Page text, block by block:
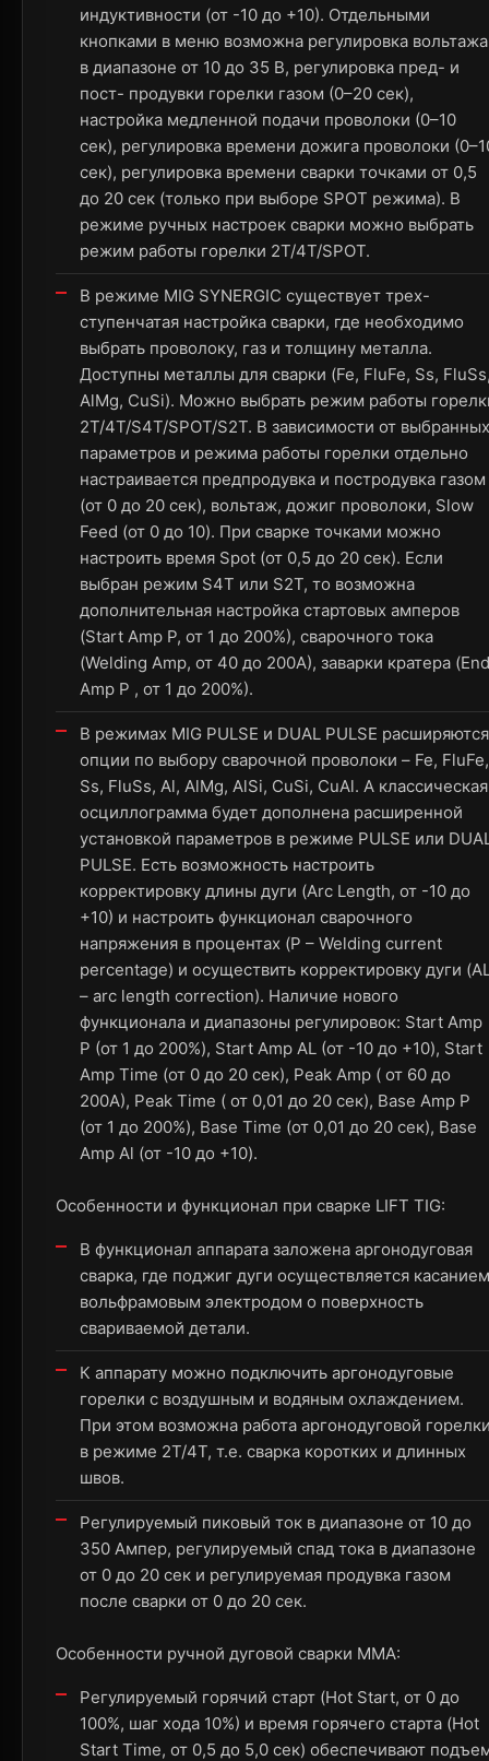
индуктивности (от -10 до +10). Отдельными
кнопками в меню возможна регулировка вольтажа
в диапазоне от 10 до 35 В, регулировка пред- и
пост- продувки горелки газом (0–20 сек),
настройка медленной подачи проволоки (0–10
сек), регулировка времени дожига проволоки
сек), регулировка времени сварки точками от 0,5
до 20 сек (только при выборе SPOT режима). В
режиме ручных настроек сварки можно выбрать
режим работы горелки 2Т/4Т/SPOT.
В режиме MIG SYNERGIC существует трех-
ступенчатая настройка сварки, где необходимо
выбрать проволоку, газ и толщину металла.
Доступны металлы для сварки (Fe, FluFe, Ss,
AlMg, CuSi). Можно выбрать режим работы
2T/4T/S4T/SPOT/S2T. В зависимости от выбранных
параметров и режима работы горелки отдельно
настраивается предпродувка и постродувка газом
(от 0 до 20 сек), вольтаж, дожиг проволоки, Slow
Feed (от 0 до 10). При сварке точками можно
настроить время Spot (от 0,5 до 20 сек). Если
выбран режим S4T или S2T, то возможна
дополнительная настройка стартовых амперов
(Start Amp P, от 1 до 200%), сварочного тока
(Welding Amp, от 40 до 200А), заварки кратера (End
Amp P , от 1 до 200%).
В режимах MIG PULSE и DUAL PULSE расширяются
опции по выбору сварочной проволоки – Fe, FluFe,
Ss, FluSs, Al, AlMg, AlSi, CuSi, CuAl. А классическая
осциллограмма будет дополнена расширенной
установкой параметров в режиме PULSE или
PULSE. Есть возможность настроить
корректировку длины дуги (Arc Length, от -10 до
+10) и настроить функционал сварочного
напряжения в процентах (P – Welding current
percentage) и осуществить корректировку дуги
– arc length correction). Наличие нового
функционала и диапазоны регулировок: Start Amp
P (от 1 до 200%), Start Amp AL (от -10 до +10), Start
Amp Time (от 0 до 20 сек), Peak Amp ( от 60 до
200A), Peak Time ( от 0,01 до 20 сек), Base Amp P
(от 1 до 200%), Base Time (от 0,01 до 20 сек), Base
Amp Al (от -10 до +10).
Особенности и функционал при сварке LIFT TIG:
В функционал аппарата заложена аргонодуговая
сварка, где поджиг дуги осуществляется касанием
вольфрамовым электродом о поверхность
свариваемой детали.
К аппарату можно подключить аргонодуговые
горелки с воздушным и водяным охлаждением.
При этом возможна работа аргонодуговой
в режиме 2T/4T, т.е. сварка коротких и длинных
швов.
Регулируемый пиковый ток в диапазоне от 10 до
350 Ампер, регулируемый спад тока в диапазоне
от 0 до 20 сек и регулируемая продувка газом
после сварки от 0 до 20 сек.
Особенности ручной дуговой сварки MMA:
Регулируемый горячий старт (Hot Start, от 0 до
100%, шаг хода 10%) и время горячего старта (Hot
Start Time, от 0,5 до 5,0 сек) обеспечивают